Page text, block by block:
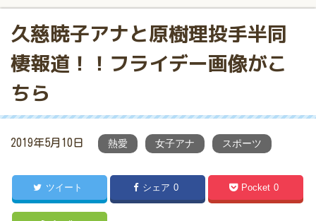
久慈暁子アナと原樹理投手半同
棲報道！！フライデー画像がこ
ちら
2019年5月10日 熱愛 女子アナ スポーツ
ツイート シェア 0 Pocket 0